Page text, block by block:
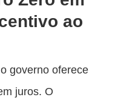
ao
governo oferece
juros. O